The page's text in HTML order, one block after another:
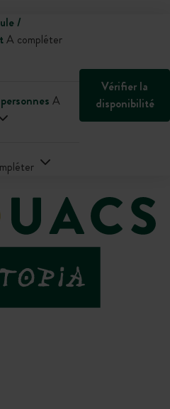
/
A compléter
A
Vérifier la
disponibilité